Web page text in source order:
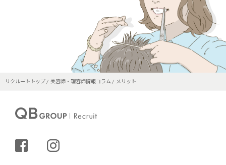
リクルートトップ 美容師・理容師情報コラム メリット
シェアする